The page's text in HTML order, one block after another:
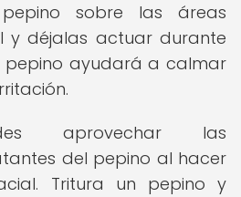
sobre las áreas
y déjalas actuar durante
pepino ayudará a calmar
aprovechar las
del pepino al hacer
Tritura un pepino y